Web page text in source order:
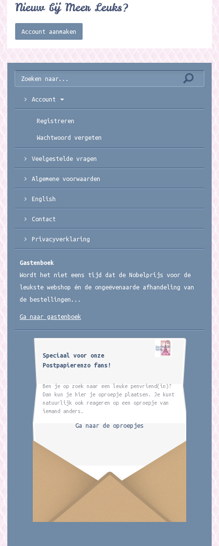
Nieuw bij Meer Leuks?
Account aanmaken
Account
Registreren
Wachtwoord vergeten
Veelgestelde vragen
Algemene voorwaarden
English
Contact
Privacyverklaring
Gastenboek
Wordt het niet eens tijd dat de Nobelprijs voor de
leukste webshop én de ongeëvenaarde afhandeling van
de bestellingen...
Ga naar gastenboek
Speciaal voor onze
Postpapierenzo fans!
Ben je op zoek naar een leuke penvriend(in)?
Dan kun je hier je oproepje plaatsen. Je kunt
natuurlijk ook reageren op een oproepje van
iemand anders.
Ga naar de oproepjes